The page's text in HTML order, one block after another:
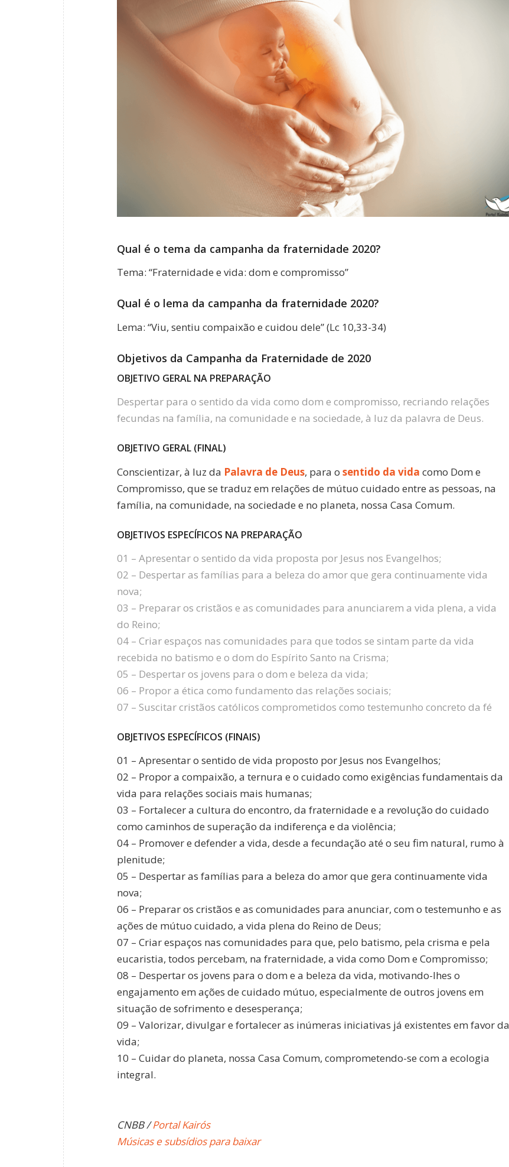
Qual é o tema da campanha da fraternidade 2020?
Tema: “Fraternidade e vida: dom e compromisso”
Qual é o lema da campanha da fraternidade 2020?
Lema: “Viu, sentiu compaixão e cuidou dele” (Lc 10,33-34)
Objetivos da Campanha da Fraternidade de 2020
OBJETIVO GERAL NA PREPARAÇÃO
Despertar para o sentido da vida como dom e compromisso, recriando relações
fecundas na família, na comunidade e na sociedade, à luz da palavra de Deus.
OBJETIVO GERAL (FINAL)
Conscientizar, à luz da Palavra de Deus, para o sentido da vida como Dom e
Compromisso, que se traduz em relações de mútuo cuidado entre as pessoas, na
família, na comunidade, na sociedade e no planeta, nossa Casa Comum.
OBJETIVOS ESPECÍFICOS NA PREPARAÇÃO
01 – Apresentar o sentido da vida proposta por Jesus nos Evangelhos;
02 – Despertar as famílias para a beleza do amor que gera continuamente vida
nova;
03 – Preparar os cristãos e as comunidades para anunciarem a vida plena, a vida
do Reino;
04 – Criar espaços nas comunidades para que todos se sintam parte da vida
recebida no batismo e o dom do Espírito Santo na Crisma;
05 – Despertar os jovens para o dom e beleza da vida;
06 – Propor a ética como fundamento das relações sociais;
07 – Suscitar cristãos católicos comprometidos como testemunho concreto da fé
OBJETIVOS ESPECÍFICOS (FINAIS)
01 – Apresentar o sentido de vida proposto por Jesus nos Evangelhos;
02 – Propor a compaixão, a ternura e o cuidado como exigências fundamentais da
vida para relações sociais mais humanas;
03 – Fortalecer a cultura do encontro, da fraternidade e a revolução do cuidado
como caminhos de superação da indiferença e da violência;
04 – Promover e defender a vida, desde a fecundação até o seu fim natural, rumo à
plenitude;
05 – Despertar as famílias para a beleza do amor que gera continuamente vida
nova;
06 – Preparar os cristãos e as comunidades para anunciar, com o testemunho e as
ações de mútuo cuidado, a vida plena do Reino de Deus;
07 – Criar espaços nas comunidades para que, pelo batismo, pela crisma e pela
eucaristia, todos percebam, na fraternidade, a vida como Dom e Compromisso;
08 – Despertar os jovens para o dom e a beleza da vida, motivando-lhes o
engajamento em ações de cuidado mútuo, especialmente de outros jovens em
situação de sofrimento e desesperança;
09 – Valorizar, divulgar e fortalecer as inúmeras iniciativas já existentes em favor da
vida;
10 – Cuidar do planeta, nossa Casa Comum, comprometendo-se com a ecologia
integral.
CNBB /Portal Kairós
Músicas e subsídios para baixar